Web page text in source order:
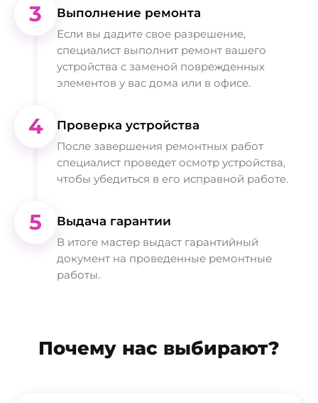
3 Выполнение ремонта
Если вы дадите свое разрешение,
специалист выполнит ремонт вашего
устройства с заменой поврежденных
элементов у вас дома или в офисе.
4 Проверка устройства
После завершения ремонтных работ
специалист проведет осмотр устройства,
чтобы убедиться в его исправной работе.
5 Выдача гарантии
В итоге мастер выдаст гарантийный
документ на проведенные ремонтные
работы.
Почему нас выбирают?